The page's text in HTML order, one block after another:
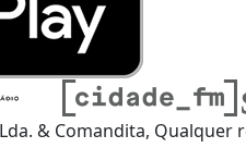
& Comandita,